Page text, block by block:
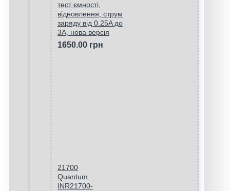
тест ємності,
відновлення, струм
заряду від 0.25A до
3A, нова версія
1650.00 грн
21700
Quantum
INR21700-